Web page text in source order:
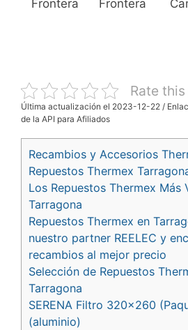
Frontera
Frontera
Rate
Última actualización el 2023-12-22 /
de la API para Afiliados
Recambios y Accesorios
Repuestos Thermex
Los Repuestos Thermex Más
Tarragona
Repuestos Thermex en
nuestro partner REELEC y
recambios al mejor precio
Selección de Repuestos
Tarragona
SERENA Filtro 320x260
(aluminio)